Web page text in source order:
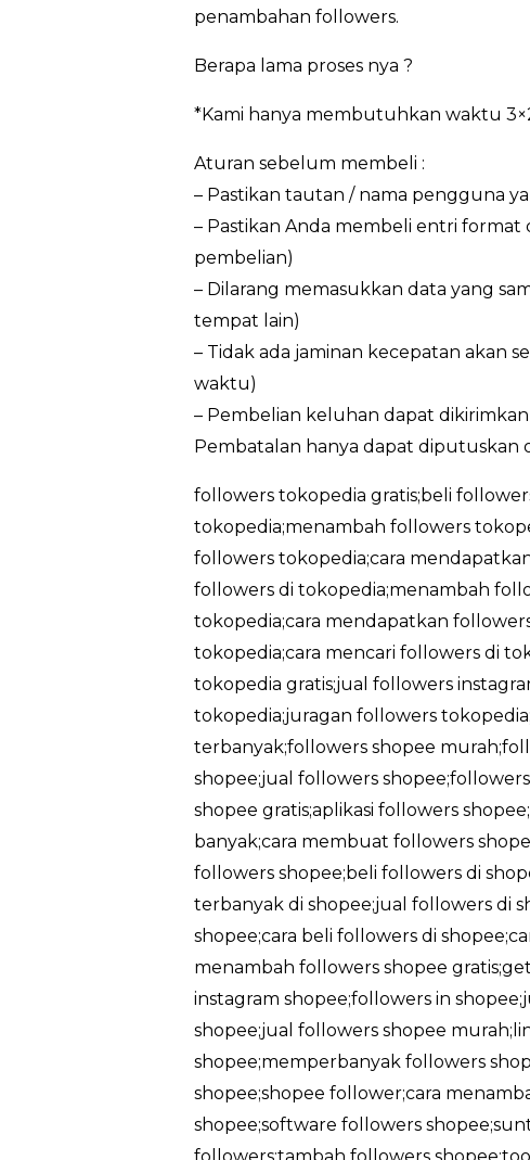
penambahan followers.
Berapa lama proses nya ?
*Kami hanya membutuhkan waktu
Aturan sebelum membeli :
– Pastikan tautan / nama pengguna
– Pastikan Anda membeli entri
pembelian)
– Dilarang memasukkan data yang
tempat lain)
– Tidak ada jaminan kecepatan akan
waktu)
– Pembelian keluhan dapat
Pembatalan hanya dapat diputuskan
followers tokopedia gratis;beli
tokopedia;menambah followers
followers tokopedia;cara
followers di tokopedia;menambah
tokopedia;cara mendapatkan
tokopedia;cara mencari followers di
tokopedia gratis;jual followers
tokopedia;juragan followers
terbanyak;followers shopee
shopee;jual followers
shopee gratis;aplikasi followers
banyak;cara membuat followers
followers shopee;beli followers di
terbanyak di shopee;jual followers di
shopee;cara beli followers di
menambah followers shopee
instagram shopee;followers in
shopee;jual followers shopee
shopee;memperbanyak followers
shopee;shopee follower;cara
shopee;software followers
followers;tambah followers